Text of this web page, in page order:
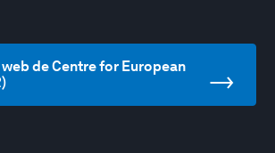
de Centre for European